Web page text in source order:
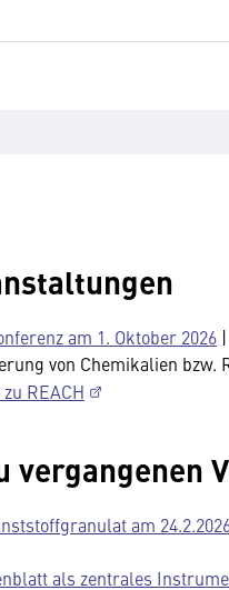
am 1. Oktober 2026
von Chemikalien bzw.
REACH
vergangenen
am
als zentrales